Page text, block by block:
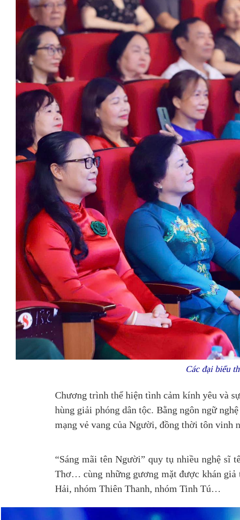
Các đại biểu
Chương trình thể hiện tình cảm kính yêu và
hùng giải phóng dân tộc. Bằng ngôn ngữ
mạng vẻ vang của Người, đồng thời tôn
“Sáng mãi tên Người” quy tụ nhiều nghệ sĩ
Thơ… cùng những gương mặt được khán giả
Hải, nhóm Thiên Thanh, nhóm Tinh Tú…